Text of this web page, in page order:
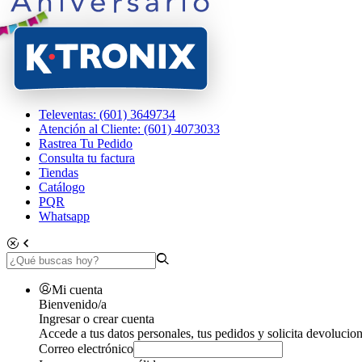
Televentas: (601) 3649734
Atención al Cliente: (601) 4073033
Rastrea Tu Pedido
Consulta tu factura
Tiendas
Catálogo
PQR
Whatsapp
Mi cuenta
Bienvenido/a
Ingresar o crear cuenta
Accede a tus datos personales, tus pedidos y solicita
Correo electrónico